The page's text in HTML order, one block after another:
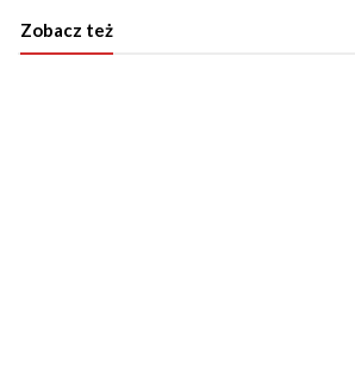
Zobacz też